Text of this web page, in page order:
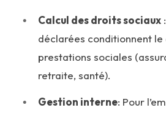
Calcul des droits sociaux
déclarées conditionnent le
prestations sociales
retraite, santé).
Gestion interne: Pour